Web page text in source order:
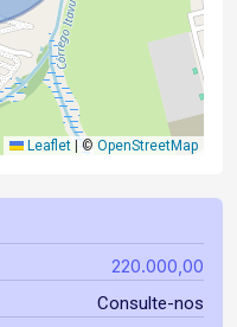
Leaflet |© OpenStreetMap
220.000,00
Consulte-nos